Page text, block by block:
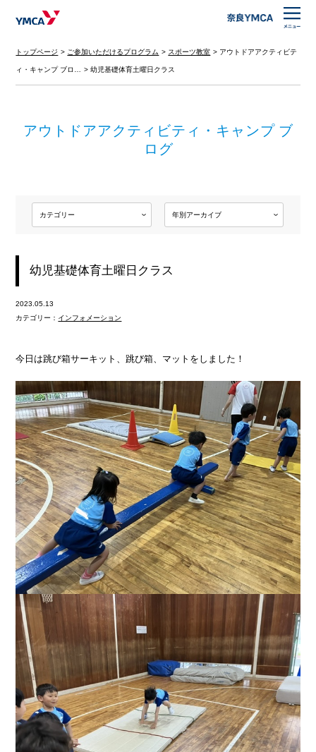
トップページ ご参加いただけるプログラム スポーツ教室 アウトドアアクティビテ
ィ・キャンプ ブロ… 幼児基礎体育土曜日クラス
アウトドアアクティビティ・キャンプ ブ
ログ
幼児基礎体育土曜日クラス
2023.05.13
カテゴリー： インフォメーション
今日は跳び箱サーキット、跳び箱、マットをしました！